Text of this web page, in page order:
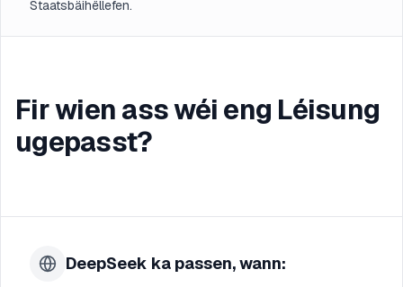
Staatsbäihëllefen.
Fir wien ass wéi eng Léisung
ugepasst?
DeepSeek ka passen, wann: